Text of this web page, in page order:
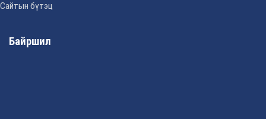
Сайтын бүтэц
Байршил